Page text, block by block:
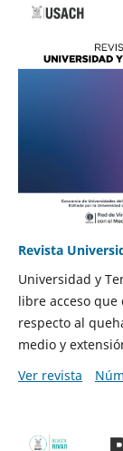
Revista
Universidad y
libre acceso
respecto al
medio y
Ver revista